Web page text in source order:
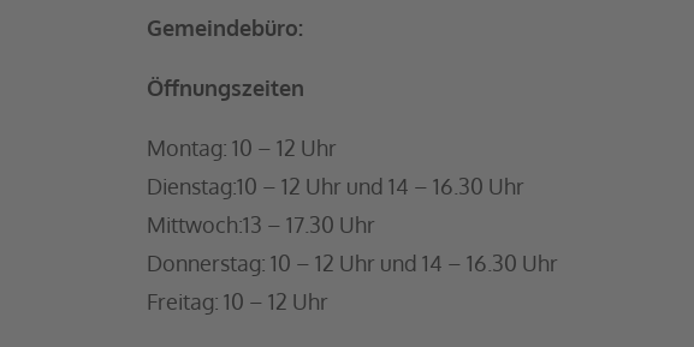
Gemeindebüro:
Öffnungszeiten
Montag: 10 – 12 Uhr
Dienstag:10 – 12 Uhr und 14 – 16.30 Uhr
Mittwoch:13 – 17.30 Uhr
Donnerstag: 10 – 12 Uhr und 14 – 16.30 Uhr
Freitag: 10 – 12 Uhr